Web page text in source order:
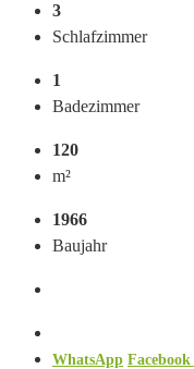
3
Schlafzimmer
1
Badezimmer
120
m²
1966
Baujahr
WhatsApp Facebook